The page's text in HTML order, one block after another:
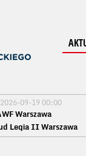
09-19 00:00
Warszawa
Legia II Warszawa